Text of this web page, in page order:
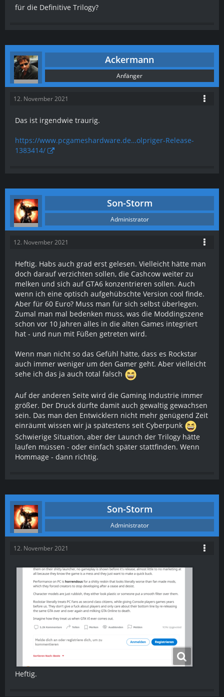
für die Definitive Trilogy?
Ackermann
Anfänger
12. November 2021
Das ist irgendwie traurig.
https://www.pcgameshardware.de…olpriger-Release-
1383414/
Son-Storm
Administrator
12. November 2021
Heftig. Habs auch grad erst gelesen. Vielleicht hätte man
doch darauf verzichten sollen, die Cashcow weiter zu
melken und sich auf GTA6 konzentrieren sollen. Auch
wenn ich eine optisch aufgehübschte Version cool finde.
Aber für 60 Euro? Muss man für sich selbst überlegen.
Zumal man mal bedenken muss, was die Moddingszene
schon vor 10 Jahren alles in die alten Games integriert
hat - und nun mit Füßen getreten wird.
Wenn man nicht so das Gefühl hätte, dass es Rockstar
auch immer weniger um den Gamer geht. Aber vielleicht
sehe ich das ja auch total falsch
Auf der anderen Seite wird die Gaming Industrie immer
größer. Der Druck dürfte damit auch gewaltig gewachsen
sein. Das man den Entwicklern nicht mehr genügend Zeit
einräumt wissen wir ja spätestens seit Cyberpunk
Schwierige Situation, aber der Launch der Trilogy hätte
laufen müssen - oder einfach später stattfinden. Wenn
Hommage - dann richtig.
Son-Storm
Administrator
12. November 2021
Heftig.